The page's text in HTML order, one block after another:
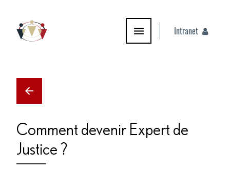
Intranet
Comment devenir Expert de
Justice ?
PYRAMIDE PRODUCTIONS